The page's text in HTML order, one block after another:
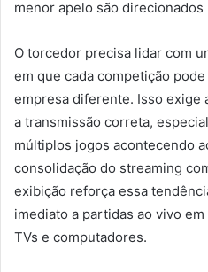
menor apelo são
O torcedor precisa lidar com
em que cada competição
empresa diferente. Isso exige
a transmissão correta,
múltiplos jogos acontecendo
consolidação do streaming
exibição reforça essa
imediato a partidas ao vivo
TVs e computadores.